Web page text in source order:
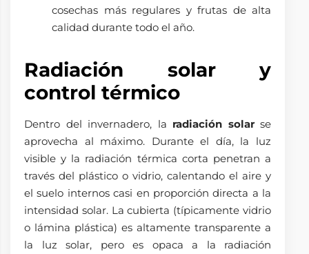
cosechas más regulares y frutas de alta
calidad durante todo el año.
Radiación solar y
control térmico
Dentro del invernadero, la radiación solarse
aprovecha al máximo. Durante el día, la luz
visible y la radiación térmica corta penetran a
través del plástico o vidrio, calentando el aire y
el suelo internos casi en proporción directa a la
intensidad solar. La cubierta (típicamente vidrio
o lámina plástica) es altamente transparente a
la luz solar, pero es opaca a la radiación